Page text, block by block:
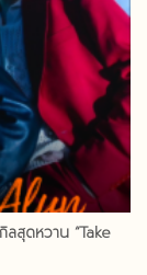
สุดหวาน “Take